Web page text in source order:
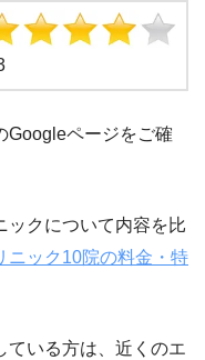
ページをご確
ックについて内容を比
ニック10院の料金・特
ている方は、近くのエ